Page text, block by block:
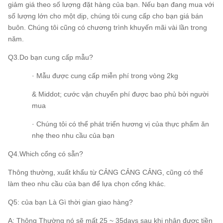
giảm giá theo số lượng đặt hàng của bạn. Nếu bạn đang mua với
số lượng lớn cho một dịp, chúng tôi cung cấp cho bạn giá bán
buôn. Chúng tôi cũng có chương trình khuyến mãi vài lần trong
năm.
Q3.Do bạn cung cấp mẫu?
· Mẫu được cung cấp miễn phí trong vòng 2kg
& Middot; cước vận chuyển phí được bao phủ bởi người
mua
· Chúng tôi có thể phát triển hương vị của thực phẩm ăn
nhẹ theo nhu cầu của bạn
Q4.Which cổng có sẵn?
Thông thường, xuất khẩu từ CẢNG CẢNG CẢNG, cũng có thể
làm theo nhu cầu của bạn để lựa chọn cổng khác.
Q5: của bạn Là Gì thời gian giao hàng?
A: Thông Thường nó sẽ mất 25 ~ 35days sau khi nhận được tiền